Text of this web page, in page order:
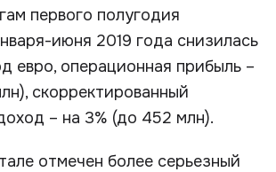
первого полугодия
июня 2019 года снизилась
евро, операционная прибыль –
скорректированный
– на 3% (до 452 млн).
отмечен более серьезный